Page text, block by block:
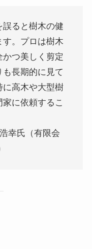
誤ると樹木の健
す。プロは樹木
つ美しく剪定
長期的に見て
に高木や大型樹
に依頼するこ
幸氏（有限会